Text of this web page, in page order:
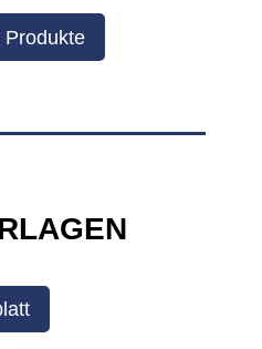
Produkte